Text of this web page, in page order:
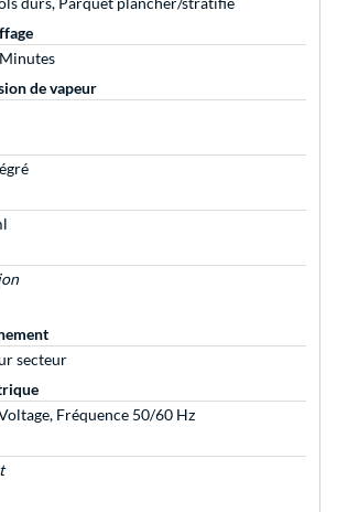
de vapeur
secteur
Fréquence 50/60 Hz